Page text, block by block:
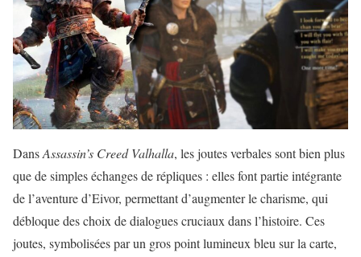
DansAssassin’s Creed Valhalla, les joutes verbales sont bien plus
que de simples échanges de répliques : elles font partie intégrante
de l’aventure d’Eivor, permettant d’augmenter le charisme, qui
débloque des choix de dialogues cruciaux dans l’histoire. Ces
joutes, symbolisées par un gros point lumineux bleu sur la carte,